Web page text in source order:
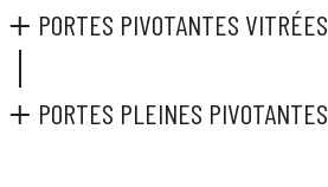
PORTES PIVOTANTES VITRÉES
PORTES PLEINES PIVOTANTES